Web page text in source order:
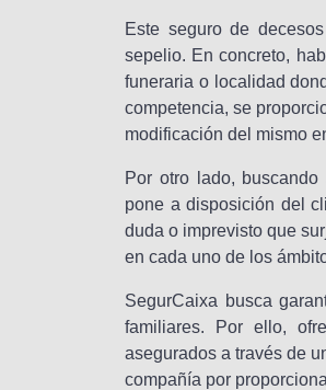
Este seguro de
sepelio. En concreto,
funeraria o localidad
competencia, se
modificación del mismo
Por otro lado,
pone a disposición del
duda o imprevisto que
en cada uno de los
SegurCaixa busca
familiares. Por ello,
asegurados a través de
compañía por